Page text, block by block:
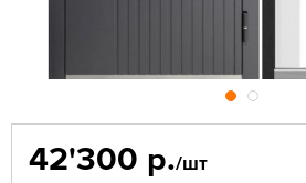
42'300 р./шт